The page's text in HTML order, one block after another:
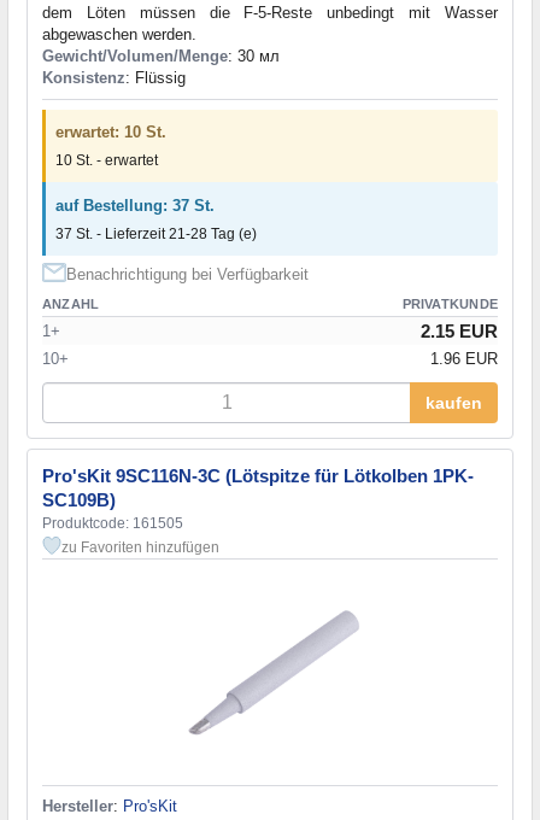
dem Löten müssen die F-5-Reste unbedingt mit Wasser
abgewaschen werden.
Gewicht/Volumen/Menge: 30 мл
Konsistenz: Flüssig
erwartet: 10 St.
10 St. - erwartet
auf Bestellung: 37 St.
37 St. - Lieferzeit 21-28 Tag (e)
Benachrichtigung bei Verfügbarkeit
ANZAHL PRIVATKUNDE
1+ 2.15 EUR
10+ 1.96 EUR
kaufen
Pro'sKit 9SC116N-3C (Lötspitze für Lötkolben 1PK-
SC109B)
Produktcode: 161505
zu Favoriten hinzufügen
Hersteller: Pro'sKit